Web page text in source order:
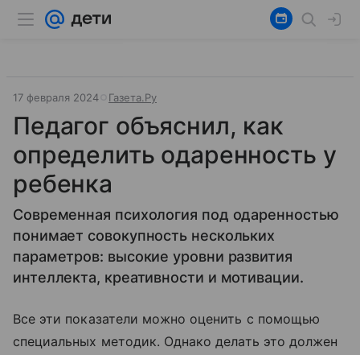
17 февраля 2024 Газета.Ру
Педагог объяснил, как
определить одаренность у
ребенка
Современная психология под одаренностью
понимает совокупность нескольких
параметров: высокие уровни развития
интеллекта, креативности и мотивации.
Все эти показатели можно оценить с помощью
специальных методик. Однако делать это должен